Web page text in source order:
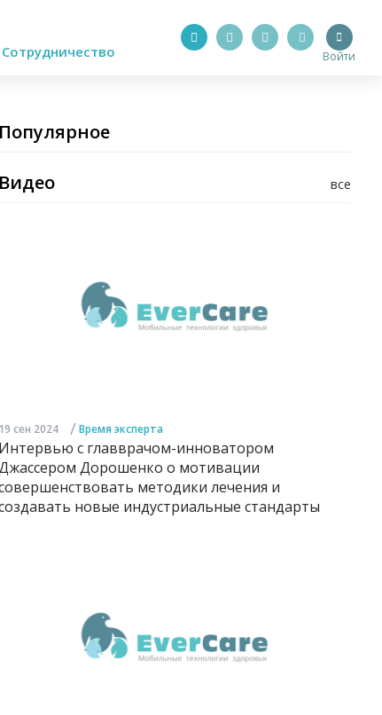
Сотрудничество Войти
Популярное
все
Видео
19 сен 2024 / Время эксперта
Интервью с главврачом-инноватором
Дорошенко о мотивации
методики лечения и
новые индустриальные стандарты